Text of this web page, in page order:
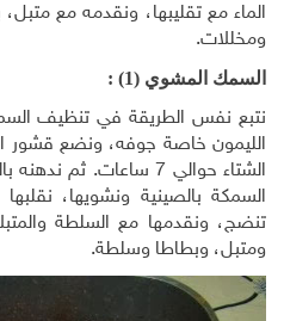
الماء مع تقليبها، ونقدمه مع
ومخللات.
السمك المشوي (1) :
نتبع نفس الطريقة في تنظيف
الليمون خاصة جوفه، ونضع قشور
الشتاء حوالي 7 ساعات.
السمكة بالصينية ونشويها،
تنضج، ونقدمها مع السلطة
ومتبل، وبطاطا وسلطة.